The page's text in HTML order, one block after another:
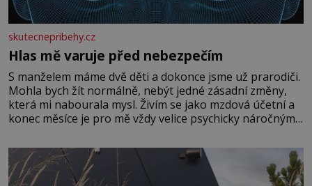
skutecnepribehy.cz
Hlas mě varuje před nebezpečím
S manželem máme dvě děti a dokonce jsme už prarodiči.
Mohla bych žít normálně, nebýt jedné zásadní změny,
která mi nabourala mysl. Živím se jako mzdová účetní a
konec měsíce je pro mě vždy velice psychicky náročným
dál častěji volá o pomoc, co se hlídání týče. Dalo by se